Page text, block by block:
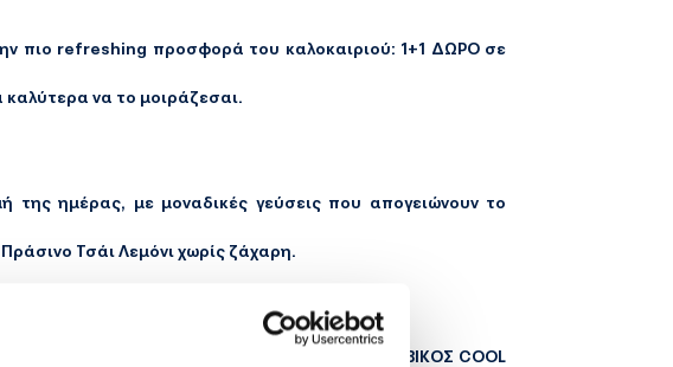
πιο refreshing προσφορά του καλοκαιριού: 1+1 ΔΩΡΟ σε
καλύτερα να το μοιράζεσαι.
της ημέρας, με μοναδικές γεύσεις που απογειώνουν το
Τσάι Λεμόνι χωρίς ζάχαρη.
ή στα πιο χαλαρά καλοκαιρινά hangouts, τα ΒΙΚΟΣ COOL